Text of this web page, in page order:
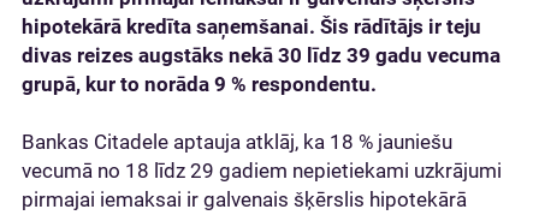
hipotekārā kredīta saņemšanai. Šis rādītājs ir teju
divas reizes augstāks nekā 30 līdz 39 gadu vecuma
grupā, kur to norāda 9 % respondentu.
Bankas Citadele aptauja atklāj, ka 18 % jauniešu
vecumā no 18 līdz 29 gadiem nepietiekami uzkrājumi
pirmajai iemaksai ir galvenais šķērslis hipotekārā